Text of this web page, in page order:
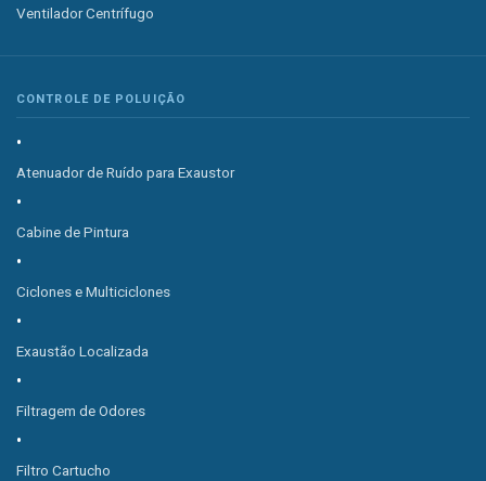
Ventilador Centrífugo
CONTROLE DE POLUIÇÃO
Atenuador de Ruído para Exaustor
Cabine de Pintura
Ciclones e Multiciclones
Exaustão Localizada
Filtragem de Odores
Filtro Cartucho